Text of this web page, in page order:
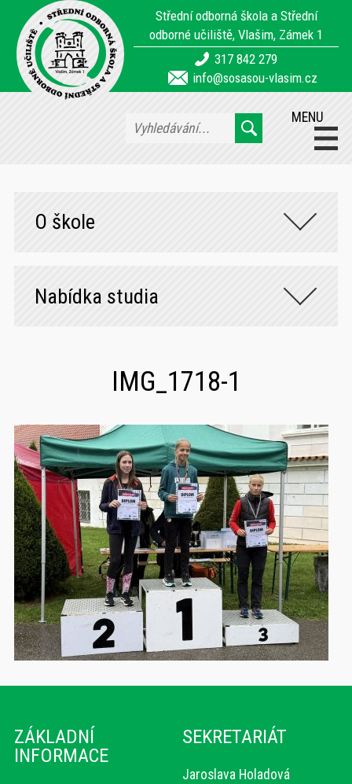
Střední odborná škola a Střední
odborné učiliště, Vlašim, Zámek 1
317 842 279
info@sosasou-vlasim.cz
MENU
O škole
Nabídka studia
IMG_1718-1
ZÁKLADNÍ
INFORMACE
SEKRETARIÁT
Jaroslava Holadová